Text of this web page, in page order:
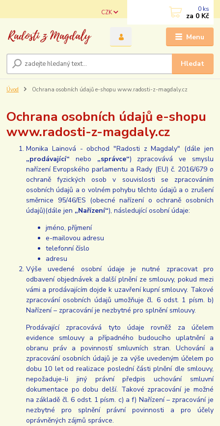
Menu
CZK
Hledat
0 ks
za 0 Kč
Úvod Ochrana osobních údajů e-shopu www.radosti-z-magdaly.cz
Ochrana osobních údajů e-shopu
www.radosti-z-magdaly.cz
Monika Lainová - obchod "Radosti z Magdaly" (dále jen
„prodávající“ nebo „správce“) zpracovává ve smyslu
nařízení Evropského parlamentu a Rady (EU) č. 2016/679 o
ochraně fyzických osob v souvislosti se zpracováním
osobních údajů a o volném pohybu těchto údajů a o zrušení
směrnice 95/46/ES (obecné nařízení o ochraně osobních
údajů)(dále jen „Nařízení“), následující osobní údaje:
jméno, příjmení
e-mailovou adresu
telefonní číslo
adresu
Výše uvedené osobní údaje je nutné zpracovat pro
odbavení objednávek a další plnění ze smlouvy, pokud mezi
vámi a prodávajícím dojde k uzavření kupní smlouvy. Takové
zpracování osobních údajů umožňuje čl. 6 odst. 1 písm. b)
Nařízení – zpracování je nezbytné pro splnění smlouvy.
Prodávající zpracovává tyto údaje rovněž za účelem
evidence smlouvy a případného budoucího uplatnění a
obranu práv a povinností smluvních stran. Uchování a
zpracování osobních údajů je za výše uvedeným účelem po
dobu 10 let od realizace poslední části plnění dle smlouvy,
nepožaduje-li jiný právní předpis uchování smluvní
dokumentace po dobu delší. Takové zpracování je možné
na základě čl. 6 odst. 1 písm. c) a f) Nařízení – zpracování je
nezbytné pro splnění právní povinnosti a pro účely
oprávněných zájmů správce.